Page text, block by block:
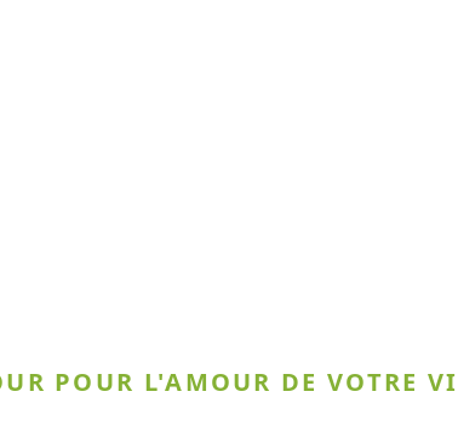
POUR L'AMOUR DE VOTRE